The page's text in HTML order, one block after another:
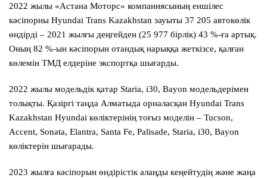
2022 жылы «Астана Моторс» компаниясының еншілес
кәсіпорны Hyundai Trans Kazakhstan зауыты 37 205 автокөлік
өндірді – 2021 жылғы деңгейден (25 977 бірлік) 43 %-ға артық.
Оның 82 %-ын кәсіпорын отандық нарыққа жеткізсе, қалған
көлемін ТМД елдеріне экспортқа шығарды.
2022 жылы модельдік қатар Staria, i30, Bayon модельдерімен
толықты. Қазіргі таңда Алматыда орналасқан Hyundai Trans
Kazakhstan Hyundai көліктерінің тоғыз моделін – Tucson,
Accent, Sonata, Elantra, Santa Fe, Palisade, Staria, i30, Bayon
көліктерін шығарады.
2023 жылға кәсіпорын өндірістік алаңды кеңейтудің және жаңа